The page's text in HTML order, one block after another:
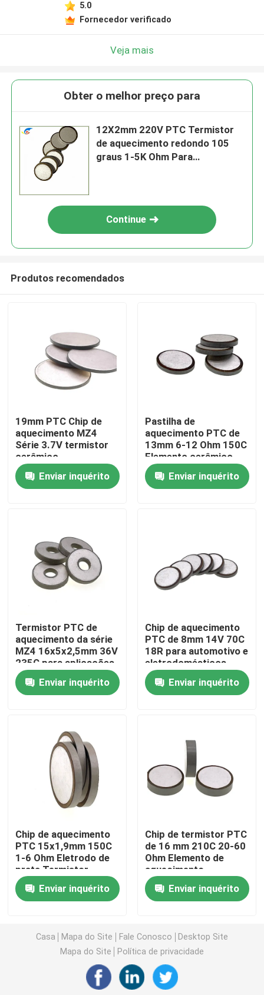
Para casa
Produtos
vídeos
Visita à fábrica
Controle de qualidade
Notícias
Casos
Chip de aquecimento PTC
Termistor NTC
Termistor de SMD NTC
Termistor NTC de potência
Varistor de óxido metálico
5.0
Fornecedor verificado
Veja mais
Obter o melhor preço para
12X2mm 220V PTC Termistor
de aquecimento redondo 105
graus 1-5K Ohm Para
Continue
Produtos recomendados
19mm PTC Chip de
aquecimento MZ4
Série 3.7V termistor
cerâmico
Enviar inquérito
Pastilha de
aquecimento PTC de
13mm 6-12 Ohm 150C
Elemento cerâmico
Enviar inquérito
Termistor PTC de
aquecimento da série
MZ4 16x5x2,5mm 36V
235C para aplicações
automotivas
Enviar inquérito
Chip de aquecimento
PTC de 8mm 14V 70C
18R para automotivo e
eletrodomésticos
Enviar inquérito
Chip de aquecimento
PTC 15x1,9mm 150C
1-6 Ohm Eletrodo de
prata Termistor
Enviar inquérito
Chip de termistor PTC
de 16 mm 210C 20-60
Ohm Elemento de
aquecimento
cerâmico
Enviar inquérito
Casa Mapa do Site Fale Conosco
Desktop Site
Mapa do Site
Política de privacidade